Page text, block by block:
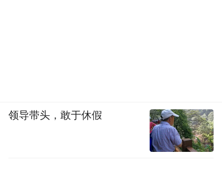
领导带头，敢于休假